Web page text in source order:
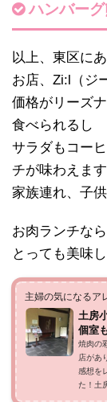
ハンバー
以上、東区に
お店、Zi:l（ジ
価格がリーズ
食べられるし
サラダもコー
チが味わえます
家族連れ、子
お肉ランチな
とっても美味
主婦の気になるア
土房
個室
焼肉の
店があ
感想を
た！土